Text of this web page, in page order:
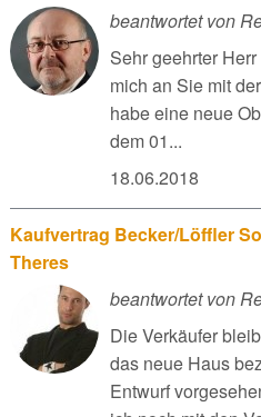
beantwortet von
Sehr geehrter
mich an Sie mit
habe eine neue
dem 01...
18.06.2018
Kaufvertrag Becker/Löffler
Theres
beantwortet von
Die Verkäufer
das neue Haus
Entwurf